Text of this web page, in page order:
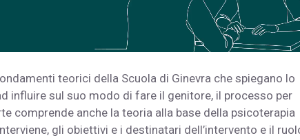
teorici della Scuola di Ginevra che spiegano lo
influire sul suo modo di fare il genitore, il processo per
comprende anche la teoria alla base della psicoterapia
gli obiettivi e i destinatari dell’intervento e il